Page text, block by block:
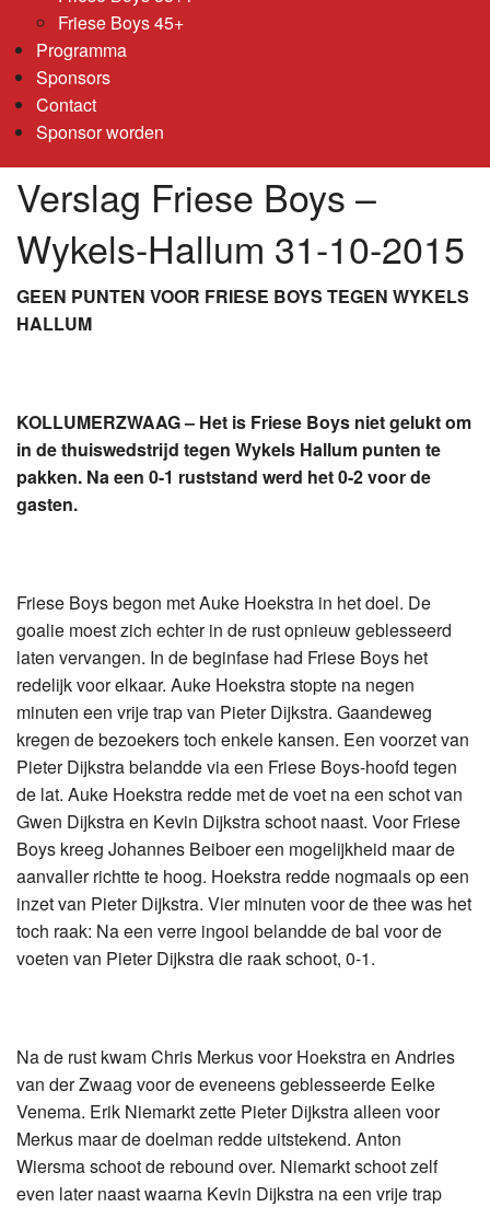
Friese Boys 45+
Programma
Sponsors
Contact
Sponsor worden
Verslag Friese Boys –
Wykels-Hallum 31-10-2015
GEEN PUNTEN VOOR FRIESE BOYS TEGEN WYKELS
HALLUM
KOLLUMERZWAAG – Het is Friese Boys niet gelukt om
in de thuiswedstrijd tegen Wykels Hallum punten te
pakken. Na een 0-1 ruststand werd het 0-2 voor de
gasten.
Friese Boys begon met Auke Hoekstra in het doel. De
goalie moest zich echter in de rust opnieuw geblesseerd
laten vervangen. In de beginfase had Friese Boys het
redelijk voor elkaar. Auke Hoekstra stopte na negen
minuten een vrije trap van Pieter Dijkstra. Gaandeweg
kregen de bezoekers toch enkele kansen. Een voorzet van
Pieter Dijkstra belandde via een Friese Boys-hoofd tegen
de lat. Auke Hoekstra redde met de voet na een schot van
Gwen Dijkstra en Kevin Dijkstra schoot naast. Voor Friese
Boys kreeg Johannes Beiboer een mogelijkheid maar de
aanvaller richtte te hoog. Hoekstra redde nogmaals op een
inzet van Pieter Dijkstra. Vier minuten voor de thee was het
toch raak: Na een verre ingooi belandde de bal voor de
voeten van Pieter Dijkstra die raak schoot, 0-1.
Na de rust kwam Chris Merkus voor Hoekstra en Andries
van der Zwaag voor de eveneens geblesseerde Eelke
Venema. Erik Niemarkt zette Pieter Dijkstra alleen voor
Merkus maar de doelman redde uitstekend. Anton
Wiersma schoot de rebound over. Niemarkt schoot zelf
even later naast waarna Kevin Dijkstra na een vrije trap